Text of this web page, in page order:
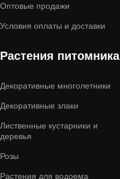
Оптовые продажи
Условия оплаты и доставки
Растения питомника
Декоративные многолетники
Декоративные злаки
Лиственные кустарники и
деревья
Розы
Растения для водоема